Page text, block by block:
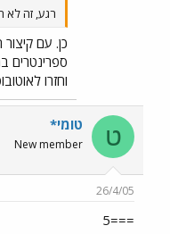
רגע, זה לא
כן. עם
ספרינטרים
וחזרו
ט טומי*
New member
26/4/05
===5